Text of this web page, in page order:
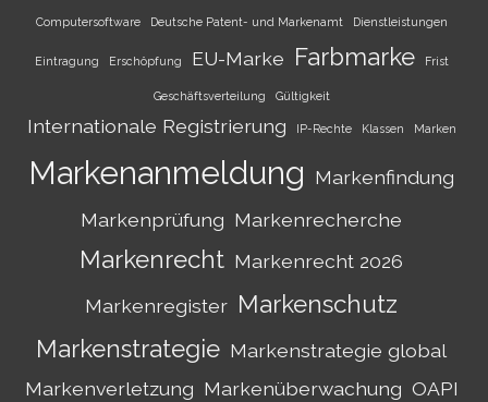
Computersoftware Deutsche Patent- und Markenamt Dienstleistungen
Eintragung Erschöpfung EU-Marke Farbmarke Frist
Geschäftsverteilung Gültigkeit
Internationale Registrierung IP-Rechte Klassen Marken
Markenanmeldung Markenfindung
Markenprüfung Markenrecherche
Markenrecht Markenrecht 2026
Markenregister Markenschutz
Markenstrategie Markenstrategie global
Markenverletzung Markenüberwachung OAPI